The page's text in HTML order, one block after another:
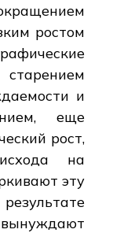
ростом
и
еще
рост,
на
эту